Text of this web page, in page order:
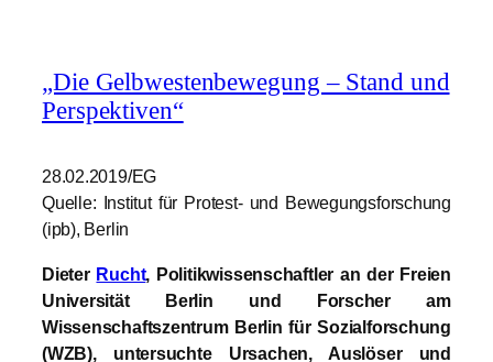
„Die Gelbwestenbewegung – Stand und
Perspektiven“
28.02.2019/EG
Quelle: Institut für Protest- und Bewegungsforschung
(ipb), Berlin
Dieter Rucht, Politikwissenschaftler an der Freien
Universität Berlin und Forscher am
Wissenschaftszentrum Berlin für Sozialforschung
(WZB), untersuchte Ursachen, Auslöser und